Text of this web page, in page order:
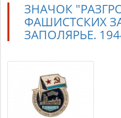
ЗНАЧОК
ФАШИСТСКИХ
ЗАПОЛЯРЬЕ.